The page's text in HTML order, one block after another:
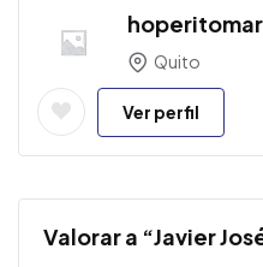
Quito
Ver perfil
Valorar a “Javier